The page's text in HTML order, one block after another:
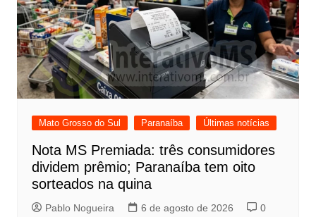
Mato Grosso do Sul Paranaíba Últimas notícias
Nota MS Premiada: três consumidores
dividem prêmio; Paranaíba tem oito
sorteados na quina
Pablo Nogueira 6 de agosto de 2026 0